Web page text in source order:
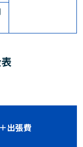
出張費